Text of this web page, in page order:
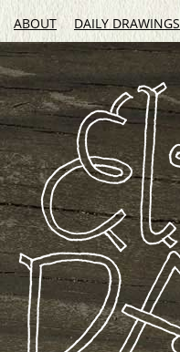
ABOUT DAILY DRAWINGS